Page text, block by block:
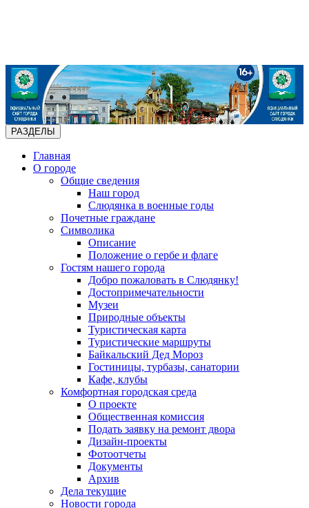
РАЗДЕЛЫ
Главная
О городе
Общие сведения
Наш город
Слюдянка в военные годы
Почетные граждане
Символика
Описание
Положение о гербе и флаге
Гостям нашего города
Добро пожаловать в Слюдянку!
Достопримечательности
Музеи
Природные объекты
Туристическая карта
Туристические маршруты
Байкальский Дед Мороз
Гостиницы, турбазы, санатории
Кафе, клубы
Комфортная городская среда
О проекте
Общественная комиссия
Подать заявку на ремонт двора
Дизайн-проекты
Фотоотчеты
Документы
Архив
Дела текущие
Новости города